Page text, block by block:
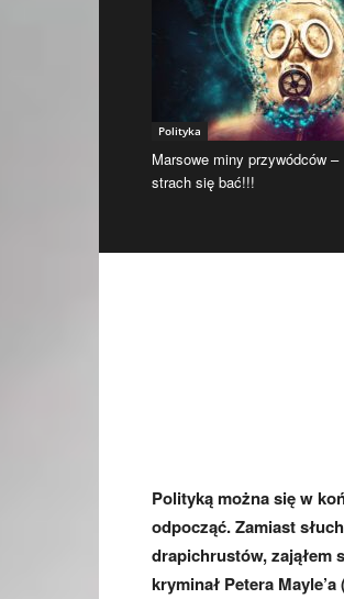
Polityka
Marsowe miny przywódców –
strach się bać!!!
Polityką można się w
odpocząć. Zamiast
drapichrustów, zająłem
kryminał Petera